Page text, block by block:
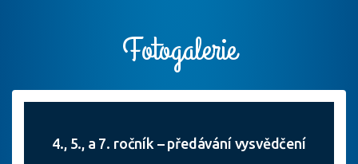
Fotogalerie
4., 5., a 7. ročník – předávání vysvědčení